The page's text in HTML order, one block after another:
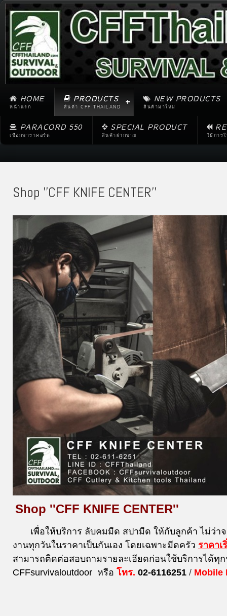
HOME
หน้าแรก
PRODUCTS
สินค้า CFF THAILAND
NEW PRODUCTS
สินค้ามาใหม่
PARACORD 550
เชือกพาราคอร์ด
SPECIAL PRODUCT
สินค้าฝากขาย วิธีการ
Shop ''CFF KNIFE CENTER''
Shop ''CFF KNIFE CENTER''
เพื่อให้บริการ ลับคมมีด สปามีด ให้กับลูกค้า ไม่ว่
งานทุกวันในราคาเป็นกันเอง โดยเฉพาะมีดครัว ราคาเ
สามารถติดต่อสอบถามรายละเอียดก่อนใช้บริการได้ทุ
CFFsurvivaloutdoor หรือ โทร. 02-6116251 / Mobile